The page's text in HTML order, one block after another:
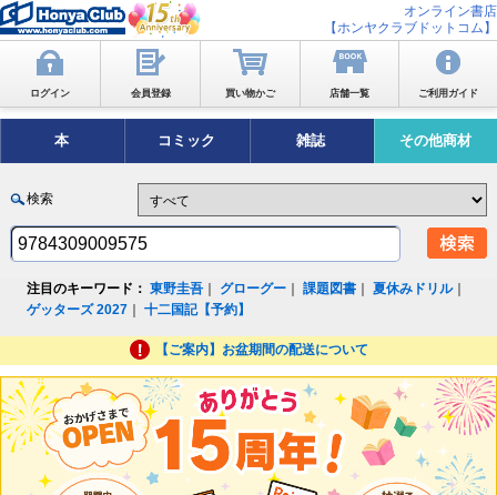
オンライン書店
【ホンヤクラブドットコム】
ログイン 会員登録 買い物かご 店舗一覧 ご利用ガイド
本 コミック 雑誌 その他商材
検索
注目のキーワード： 東野圭吾 グローグー ｜課題図書 ｜夏休みドリル｜
ゲッターズ 2027 ｜十二国記【予約】
【ご案内】お盆期間の配送について